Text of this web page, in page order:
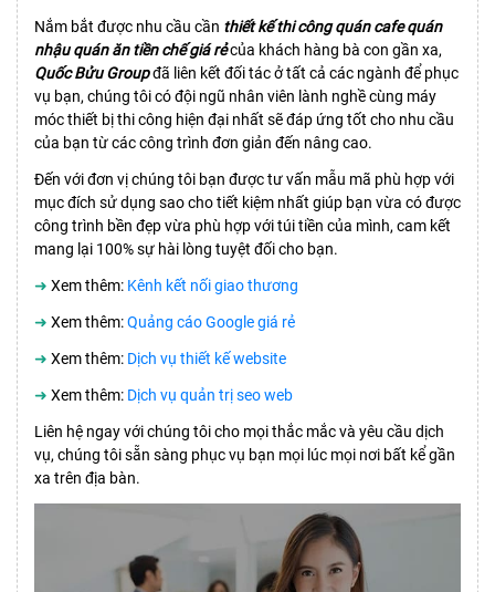
Nắm bắt được nhu cầu cần thiết kế thi công quán cafe quán
nhậu quán ăn tiền chế giá rẻcủa khách hàng bà con gần xa,
Quốc Bửu Groupđã liên kết đối tác ở tất cả các ngành để phục
vụ bạn, chúng tôi có đội ngũ nhân viên lành nghề cùng máy
móc thiết bị thi công hiện đại nhất sẽ đáp ứng tốt cho nhu cầu
của bạn từ các công trình đơn giản đến nâng cao.
Đến với đơn vị chúng tôi bạn được tư vấn mẫu mã phù hợp với
mục đích sử dụng sao cho tiết kiệm nhất giúp bạn vừa có được
công trình bền đẹp vừa phù hợp với túi tiền của mình, cam kết
mang lại 100% sự hài lòng tuyệt đối cho bạn.
➜ Xem thêm: Kênh kết nối giao thương
➜ Xem thêm:Quảng cáo Google giá rẻ
➜ Xem thêm: Dịch vụ thiết kế website
➜ Xem thêm: Dịch vụ quản trị seo web
Liên hệ ngay với chúng tôi cho mọi thắc mắc và yêu cầu dịch
vụ, chúng tôi sẵn sàng phục vụ bạn mọi lúc mọi nơi bất kể gần
xa trên địa bàn.